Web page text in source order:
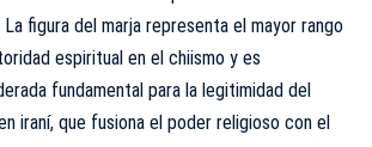
figura del marja representa el mayor rango
espiritual en el chiismo y es
fundamental para la legitimidad del
iraní, que fusiona el poder religioso con el